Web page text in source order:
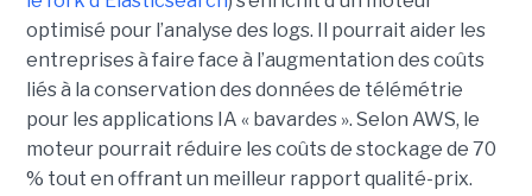
optimisé pour l’analyse des logs. Il pourrait aider les
entreprises à faire face à l’augmentation des coûts
liés à la conservation des données de télémétrie
pour les applications IA « bavardes ». Selon AWS, le
moteur pourrait réduire les coûts de stockage de 70
% tout en offrant un meilleur rapport qualité-prix.